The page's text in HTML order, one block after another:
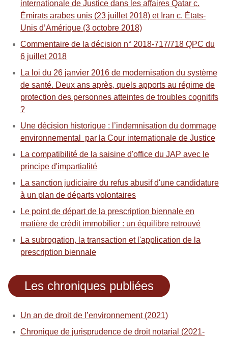
internationale de Justice dans les affaires Qatar c.
Émirats arabes unis (23 juillet 2018) et Iran c. États-
Unis d’Amérique (3 octobre 2018)
Commentaire de la décision n° 2018-717/718 QPC du
6 juillet 2018
La loi du 26 janvier 2016 de modernisation du système
de santé. Deux ans après, quels apports au régime de
protection des personnes atteintes de troubles cognitifs
?
Une décision historique : l’indemnisation du dommage
environnemental par la Cour internationale de Justice
La compatibilité de la saisine d'office du JAP avec le
principe d'impartialité
La sanction judiciaire du refus abusif d'une candidature
à un plan de départs volontaires
Le point de départ de la prescription biennale en
matière de crédit immobilier : un équilibre retrouvé
La subrogation, la transaction et l'application de la
prescription biennale
Les chroniques publiées
Un an de droit de l’environnement (2021)
Chronique de jurisprudence de droit notarial (2021-